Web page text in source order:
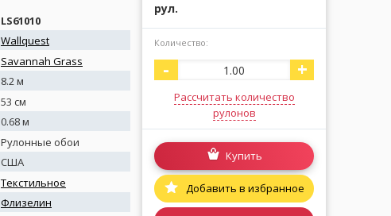
LS61010
Wallquest
Savannah Grass
8.2 м
53 см
0.68 м
Рулонные обои
США
Текстильное
Флизелин
рул.
Количество:
- +
Рассчитать количество
рулонов
Купить
Добавить в избранное